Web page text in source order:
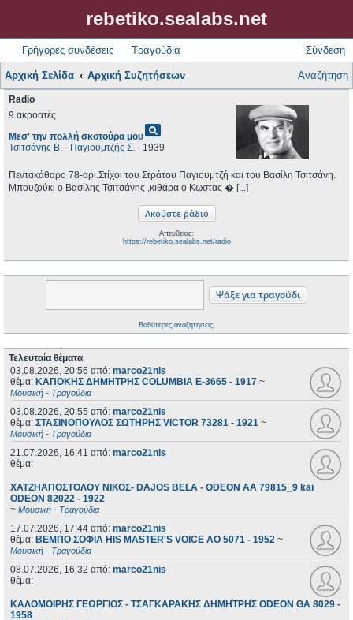
rebetiko.sealabs.net
Γρήγορες συνδέσεις Τραγούδια Σύνδεση
Αρχική Σελίδα Αρχική Συζητήσεων Αναζήτηση
Radio
9 ακροατές
Μεσ' την πολλή σκοτούρα μουpageview
Τσιτσάνης Β. - Παγιουμτζής Σ. - 1939
Πεντακάθαρο 78-αρι.Στίχοι του Στράτου Παγιουμτζή και του Βασίλη Τσιτσάνη.
Μπουζούκι ο Βασίλης Τσιτσάνης ,κιθάρα ο Κωστας � [...]
Απευθείας:
https://rebetiko.sealabs.net/radio
Βαθύτερες αναζητήσεις;
Τελευταία θέματα
03.08.2026, 20:56 από: marco21nis
θέμα: ΚΑΠΟΚΗΣ ΔΗΜΗΤΡΗΣ COLUMBIA E-3665 - 1917 ~
Μουσική - Τραγούδια
03.08.2026, 20:55 από: marco21nis
θέμα: ΣΤΑΣΙΝΟΠΟΥΛΟΣ ΣΩΤΗΡΗΣ VICTOR 73281 - 1921 ~
Μουσική - Τραγούδια
21.07.2026, 16:41 από: marco21nis
θέμα:
ΧΑΤΖΗΑΠΟΣΤΟΛΟΥ ΝΙΚΟΣ- DAJOS BELA - ODEON AA 79815_9 kai
ODEON 82022 - 1922
~ Μουσική - Τραγούδια
17.07.2026, 17:44 από: marco21nis
θέμα: ΒΕΜΠΟ ΣΟΦΙΑ HIS MASTER'S VOICE AO 5071 - 1952 ~
Μουσική - Τραγούδια
08.07.2026, 16:32 από: marco21nis
θέμα:
ΚΑΛΟΜΟΙΡΗΣ ΓΕΩΡΓΙΟΣ - ΤΣΑΓΚΑΡΑΚΗΣ ΔΗΜΗΤΡΗΣ ODEON GA 8029 -
1958